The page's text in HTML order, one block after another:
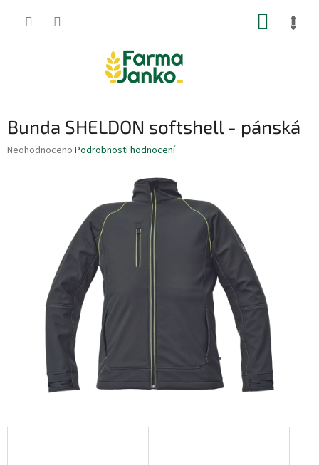
Bunda SHELDON softshell - pánská
Průměrné
Neohodnoceno Podrobnosti hodnocení